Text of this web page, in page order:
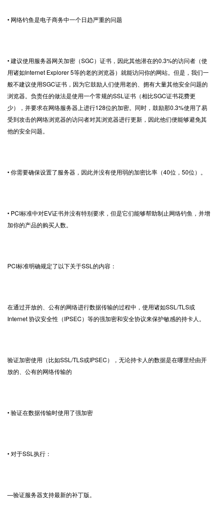
• 网络钓鱼是电子商务中一个日趋严重的问题
• 建议使用服务器网关加密（SGC）证书，因此其他潜在的0.3%的访问者（使
用诸如Internet Explorer 5等的老的浏览器）就能访问你的网站。但是，我们一
般不建议使用SGC证书，因为它鼓励人们使用老的、拥有大量其他安全问题的
浏览器。负责任的做法是使用一个常规的SSL证书（相比SGC证书花费更
少），并要求在网络服务器上进行128位的加密。同时，鼓励那0.3%使用了易
受到攻击的网络浏览器的访问者对其浏览器进行更新，因此他们便能够避免其
他的安全问题。
• 你需要确保设置了服务器，因此并没有使用弱的加密比率（40位，50位）。
• PCI标准中对EV证书并没有特别要求，但是它们能够帮助制止网络钓鱼，并增
加你的产品的购买人数。
PCI标准明确规定了以下关于SSL的内容：
在通过开放的、公有的网络进行数据传输的过程中，使用诸如SSL/TLS或
Internet 协议安全性（IPSEC）等的强加密和安全协议来保护敏感的持卡人。
验证加密使用（比如SSL/TLS或IPSEC），无论持卡人的数据是在哪里经由开
放的、公有的网络传输的
• 验证在数据传输时使用了强加密
• 对于SSL执行：
—验证服务器支持最新的补丁版。